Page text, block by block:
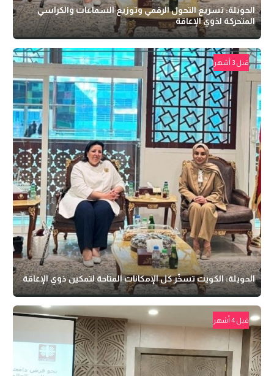
الحويلة: تسريع التحول الرقمي وتوزيع السماعات والكراسي
المتحركة لذوي الإعاقة
قبل 3 أشهر
الحويلة: الكويت تسخّر كل الإمكانات المتاحة لتمكين ذوي الإعاقة
قبل 4 أشهر